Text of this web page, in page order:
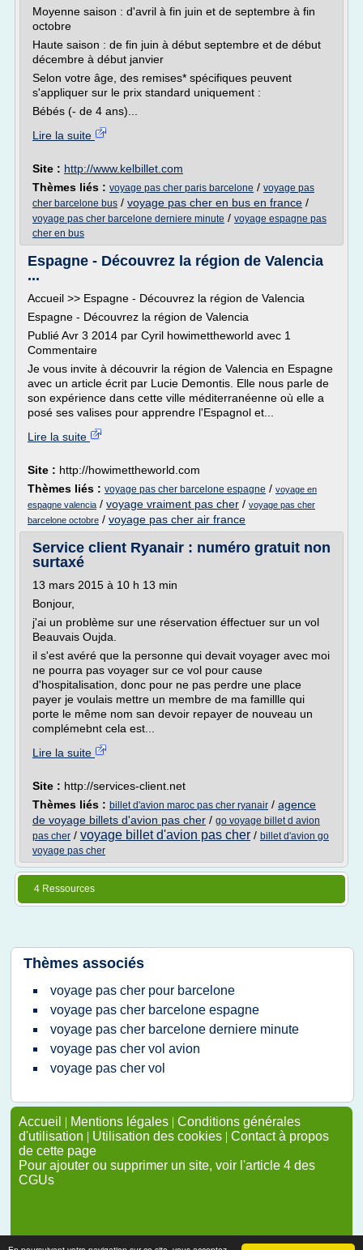
Moyenne saison : d'avril à fin juin et de septembre à fin
octobre
Haute saison : de fin juin à début septembre et de début
décembre à début janvier
Selon votre âge, des remises* spécifiques peuvent
s'appliquer sur le prix standard uniquement :
Bébés (- de 4 ans)...
Lire la suite
Site : http://www.kelbillet.com
Thèmes liés : voyage pas cher paris barcelone / voyage pas
cher barcelone bus / voyage pas cher en bus en france /
voyage pas cher barcelone derniere minute / voyage espagne pas
cher en bus
Espagne - Découvrez la région de Valencia
...
Accueil >> Espagne - Découvrez la région de Valencia
Espagne - Découvrez la région de Valencia
Publié Avr 3 2014 par Cyril howimettheworld avec 1
Commentaire
Je vous invite à découvrir la région de Valencia en Espagne
avec un article écrit par Lucie Demontis. Elle nous parle de
son expérience dans cette ville méditerranéenne où elle a
posé ses valises pour apprendre l'Espagnol et...
Lire la suite
Site : http://howimettheworld.com
Thèmes liés : voyage pas cher barcelone espagne / voyage en
espagne valencia / voyage vraiment pas cher / voyage pas cher
barcelone octobre / voyage pas cher air france
Service client Ryanair : numéro gratuit non
surtaxé
13 mars 2015 à 10 h 13 min
Bonjour,
j'ai un problème sur une réservation éffectuer sur un vol
Beauvais Oujda.
il s'est avéré que la personne qui devait voyager avec moi
ne pourra pas voyager sur ce vol pour cause
d'hospitalisation, donc pour ne pas perdre une place
payer je voulais mettre un membre de ma famillle qui
porte le même nom san devoir repayer de nouveau un
complémebnt cela est...
Lire la suite
Site : http://services-client.net
Thèmes liés : billet d'avion maroc pas cher ryanair / agence
de voyage billets d'avion pas cher / go voyage billet d avion
pas cher / voyage billet d'avion pas cher / billet d'avion go
voyage pas cher
4 Ressources
Thèmes associés
voyage pas cher pour barcelone
voyage pas cher barcelone espagne
voyage pas cher barcelone derniere minute
voyage pas cher vol avion
voyage pas cher vol
Accueil | Mentions légales | Conditions générales
d'utilisation | Utilisation des cookies | Contact à propos
de cette page
Pour ajouter ou supprimer un site, voir l'article 4 des
CGUs